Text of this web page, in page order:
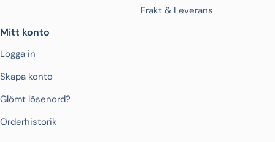
Frakt & Leverans
Mitt konto
Logga in
Skapa konto
Glömt lösenord?
Orderhistorik